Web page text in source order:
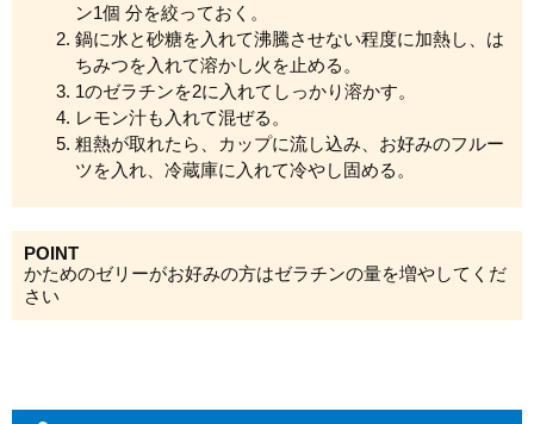
ン1個 分を絞っておく。
鍋に水と砂糖を入れて沸騰させない程度に加熱し、は
ちみつを入れて溶かし火を止める。
1のゼラチンを2に入れてしっかり溶かす。
レモン汁も入れて混ぜる。
粗熱が取れたら、カップに流し込み、お好みのフルー
ツを入れ、冷蔵庫に入れて冷やし固める。
POINT
かためのゼリーがお好みの方はゼラチンの量を増やしてくだ
さい